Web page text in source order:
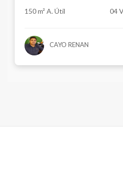
150 m² A. Útil 04
CAYO RENAN